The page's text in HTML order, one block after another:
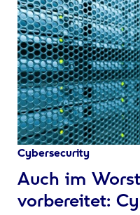
Cybersecurity
:
Auch im
vorbereitet: